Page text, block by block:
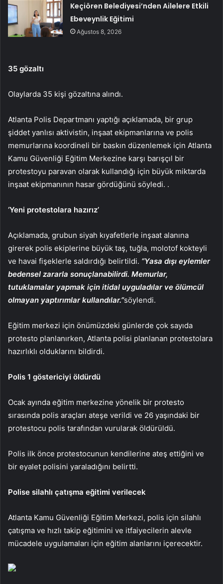
Keçiören Belediyesi’nden Ailelere Etkili
Ebeveynlik Eğitimi
Ağustos 8, 2026
35 gözaltı
Olaylarda 35 kişi gözaltına alındı.
Atlanta Polis Departmanı yaptığı açıklamada, bir grup
şiddet yanlısı aktivistin, inşaat ekipmanlarına ve polis
memurlarına koordineli bir baskın düzenlemek için Atlanta
Kamu Güvenliği Eğitim Merkezine karşı barışçıl bir
protestoyu paravan olarak kullandığı için büyük miktarda
inşaat ekipmanının hasar gördüğünü söyledi. .
‘Yeni protestolara hazırız’
Açıklamada, grubun siyah kıyafetlerle inşaat alanına
girerek polis ekiplerine büyük taş, tuğla, molotof kokteyli
ve havai fişeklerle saldırdığı belirtildi. “Yasa dışı eylemler
bedensel zararla sonuçlanabilirdi. Memurlar,
tutuklamalar yapmak için itidal uyguladılar ve ölümcül
olmayan yaptırımlar kullandılar.”söylendi.
Eğitim merkezi için önümüzdeki günlerde çok sayıda
protesto planlanırken, Atlanta polisi planlanan protestolara
hazırlıklı olduklarını bildirdi.
Polis 1 göstericiyi öldürdü
Ocak ayında eğitim merkezine yönelik bir protesto
sırasında polis araçları ateşe verildi ve 26 yaşındaki bir
protestocu polis tarafından vurularak öldürüldü.
Polis ilk önce protestocunun kendilerine ateş ettiğini ve
bir eyalet polisini yaraladığını belirtti.
Polise silahlı çatışma eğitimi verilecek
Atlanta Kamu Güvenliği Eğitim Merkezi, polis için silahlı
çatışma ve hızlı takip eğitimini ve itfaiyecilerin alevle
mücadele uygulamaları için eğitim alanlarını içerecektir.